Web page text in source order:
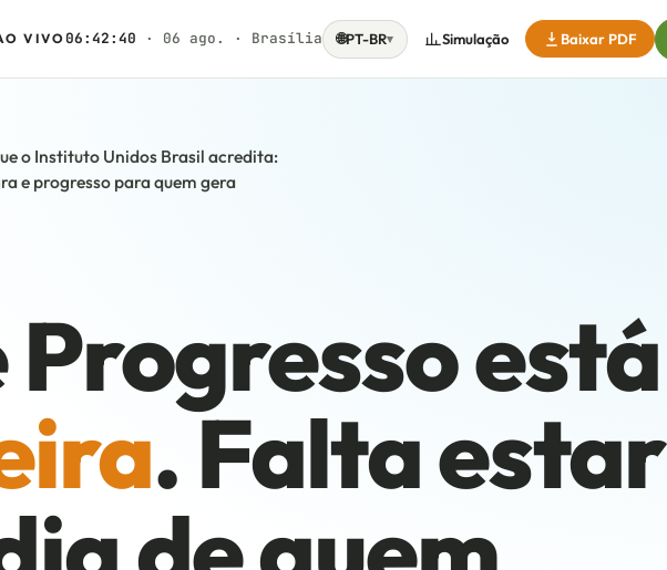
VIVO06:42:41 · 06 ago. · Brasília 🌐PT-BR▾ Simulação Baixar PDF
o Instituto Unidos Brasil acredita:
e progresso para quem gera
está
. Falta estar